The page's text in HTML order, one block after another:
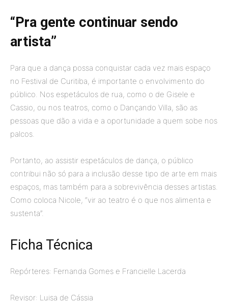
“Pra gente continuar sendo
artista”
Para que a dança possa conquistar cada vez mais espaço
no Festival de Curitiba, é importante o envolvimento do
público. Nos espetáculos de rua, como o de Gisele e
Cassio, ou nos teatros, como o Dançando Villa, são as
pessoas que dão a vida e a oportunidade a quem sobe nos
palcos.
Portanto, ao assistir espetáculos de dança, o público
contribui não só para a inclusão desse tipo de arte em mais
espaços, mas também para a sobrevivência desses artistas.
Como coloca Nicole, “vir ao teatro é o que nos alimenta e
sustenta”.
Ficha Técnica
Repórteres: Fernanda Gomes e Francielle Lacerda
Revisor: Luisa de Cássia